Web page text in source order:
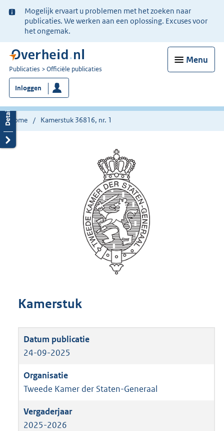
Ter
informatie:
Mogelijk ervaart u problemen met het zoeken naar
publicaties. We werken aan een oplossing. Excuses voor
het ongemak.
Menu
U
bent
nu
hier:
Publicaties Officiële publicaties
Inloggen
Home Kamerstuk 36816, nr. 1
Kamerstuk
24-09-2025
Tweede Kamer der Staten-Generaal
2025-2026